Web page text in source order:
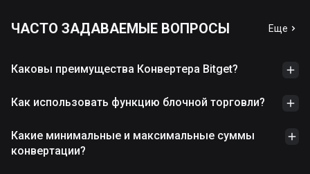
ЧАСТО ЗАДАВАЕМЫЕ ВОПРОСЫ Еще
Каковы преимущества Конвертера Bitget?
Как использовать функцию блочной торговли?
Какие минимальные и максимальные суммы
конвертации?